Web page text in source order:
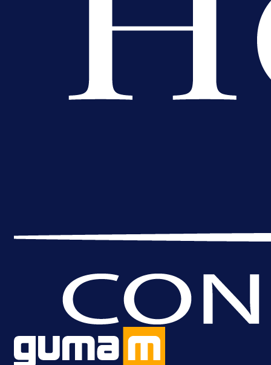
A Selekcija
Brat Kerima Alajbegovića pozvan
reprezentaciju Njemačke!
1 dan 15 h